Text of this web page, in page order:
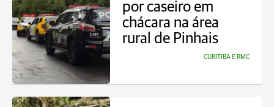
por caseiro em
chácara na área
rural de Pinhais
CURITIBA E RMC